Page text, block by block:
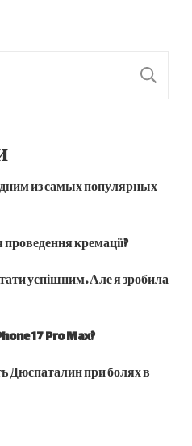
из самых популярных
кремації?
успішним. Але я зробила
17 Pro Max?
Дюспаталин при болях в